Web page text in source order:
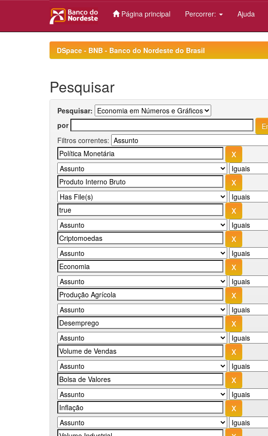
Página principal Percorrer: Ajuda
DSpace - BNB - Banco do Nordeste do Brasil
Pesquisar
Pesquisar:
por
Filtros correntes: